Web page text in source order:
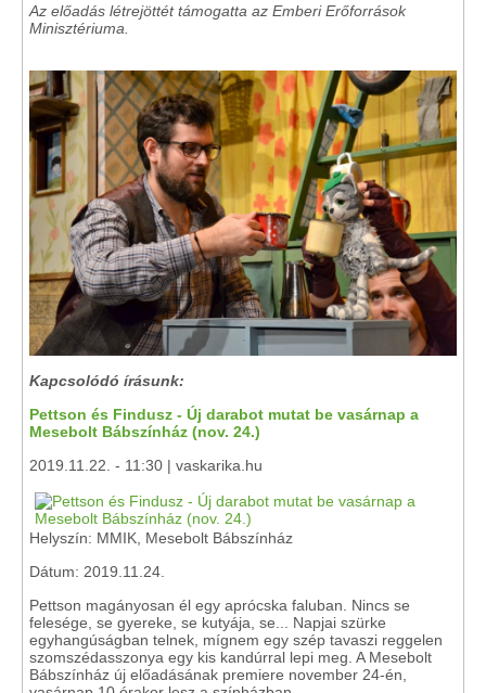
Az előadás létrejöttét támogatta az Emberi Erőforrások
Minisztériuma.
Kapcsolódó írásunk:
Pettson és Findusz - Új darabot mutat be vasárnap a
Mesebolt Bábszínház (nov. 24.)
2019.11.22. - 11:30 | vaskarika.hu
Helyszín: MMIK, Mesebolt Bábszínház
Dátum: 2019.11.24.
Pettson magányosan él egy aprócska faluban. Nincs se
felesége, se gyereke, se kutyája, se... Napjai szürke
egyhangúságban telnek, mígnem egy szép tavaszi reggelen
szomszédasszonya egy kis kandúrral lepi meg. A Mesebolt
Bábszínház új előadásának premiere november 24-én,